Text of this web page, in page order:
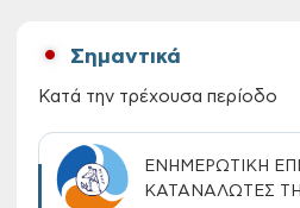
Σημαντικά
Κατά την τρέχουσα περίοδο
ΕΝΗΜΕΡΩΤΙΚΗ
ΚΑΤΑΝΑΛΩΤΕΣ